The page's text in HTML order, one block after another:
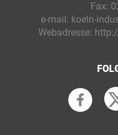
Fax:
e-mail: koeln-
Webadresse: